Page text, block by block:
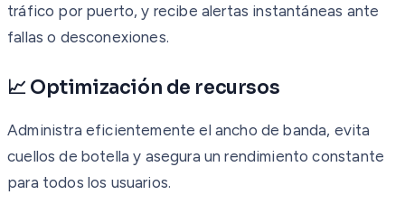
tráfico por puerto, y recibe alertas instantáneas ante
fallas o desconexiones.
📈 Optimización de recursos
Administra eficientemente el ancho de banda, evita
cuellos de botella y asegura un rendimiento constante
para todos los usuarios.